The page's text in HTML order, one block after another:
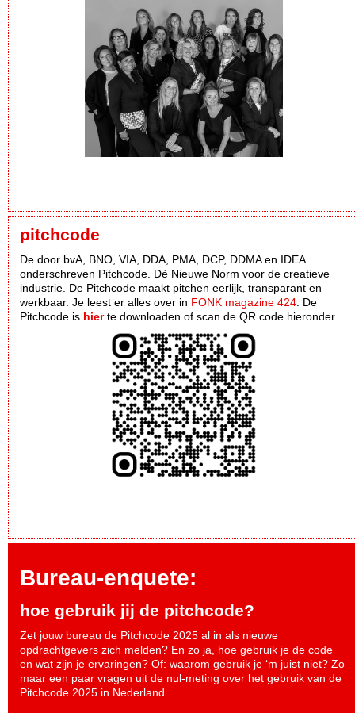
pitchcode
De door bvA, BNO, VIA, DDA, PMA, DCP, DDMA en IDEA
onderschreven Pitchcode. Dè Nieuwe Norm voor de creatieve
industrie. De Pitchcode maakt pitchen eerlijk, transparant en
werkbaar. Je leest er alles over in FONK magazine 424 . De
Pitchcode is hierte downloaden of scan de QR code hieronder.
Bureau-enquete:
hoe gebruik jij de pitchcode?
Zet jouw bureau de Pitchcode 2025 al in als nieuwe
opdrachtgevers zich melden? En zo ja, hoe gebruik je de code
en wat zijn je ervaringen? Of: waarom gebruik je ‘m juist niet? Zo
maar een paar vragen uit de nul-meting over het gebruik van de
Pitchcode 2025 in Nederland.